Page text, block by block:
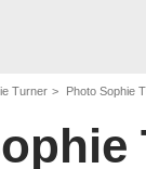
Turner Photo Sophie